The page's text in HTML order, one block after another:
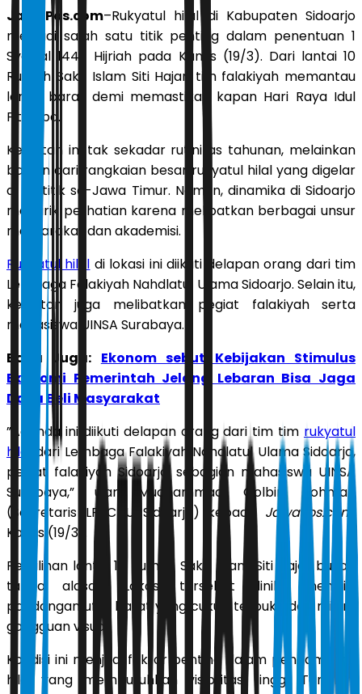
JawaPos.com–Rukyatul hilal di Kabupaten Sidoarjo
menjadi salah satu titik penting dalam penentuan 1
Syawal 1447 Hijriah pada Kamis (19/3). Dari lantai 10
Rumah Sakit Islam Siti Hajar, tim falakiyah memantau
langit barat demi memastikan kapan Hari Raya Idul
Fitri tiba.
Kegiatan ini tak sekadar rutinitas tahunan, melainkan
bagian dari rangkaian besar rukyatul hilal yang digelar
di 28 titik se-Jawa Timur. Namun, dinamika di Sidoarjo
menarik perhatian karena melibatkan berbagai unsur
masyarakat dan akademisi.
Rukyatul hilal di lokasi ini diikuti delapan orang dari tim
Lembaga Falakiyah Nahdlatul Ulama Sidoarjo. Selain itu,
kegiatan juga melibatkan pegiat falakiyah serta
mahasiswa UINSA Surabaya.
Baca Juga: Ekonom sebut Kebijakan Stimulus
Ekonomi Pemerintah Jelang Lebaran Bisa Jaga
Daya Beli Masyarakat
”Agenda ini diikuti delapan orang dari tim tim rukyatul
hilal
dari Lembaga Falakiyah Nahdlatul Ulama Sidoarjo,
pegiat falakiyah Sidoarjo, sebagian mahasiswa UINSA
Surabaya,” ujar Muchammad Qolbir Rohman
(Sekretaris LFPCNU Sidoarjo) kepada JawaPos.com
Kamis (19/3).
Pemilihan lantai 10 Rumah Sakit Islam Siti Hajar bukan
tanpa alasan. Lokasi tersebut dinilai memiliki
pandangan ufuk barat yang cukup terbuka dan minim
gangguan visual.
Kondisi ini menjadi faktor penting dalam pengamatan
hilal yang membutuhkan visibilitas tinggi. Terlebih,